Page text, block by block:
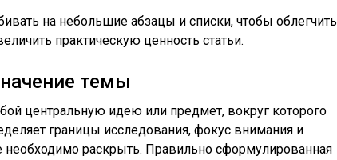
на небольшие абзацы и списки, чтобы облегчить
практическую ценность статьи.
темы
центральную идею или предмет, вокруг которого
границы исследования, фокус внимания и
раскрыть. Правильно сформулированная